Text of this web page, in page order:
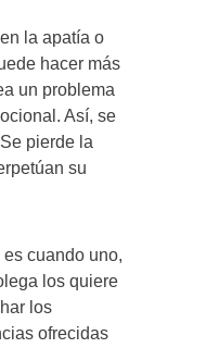
la apatía o
hacer más
un problema
Así, se
pierde la
su
cuando uno,
los quiere
los
ofrecidas